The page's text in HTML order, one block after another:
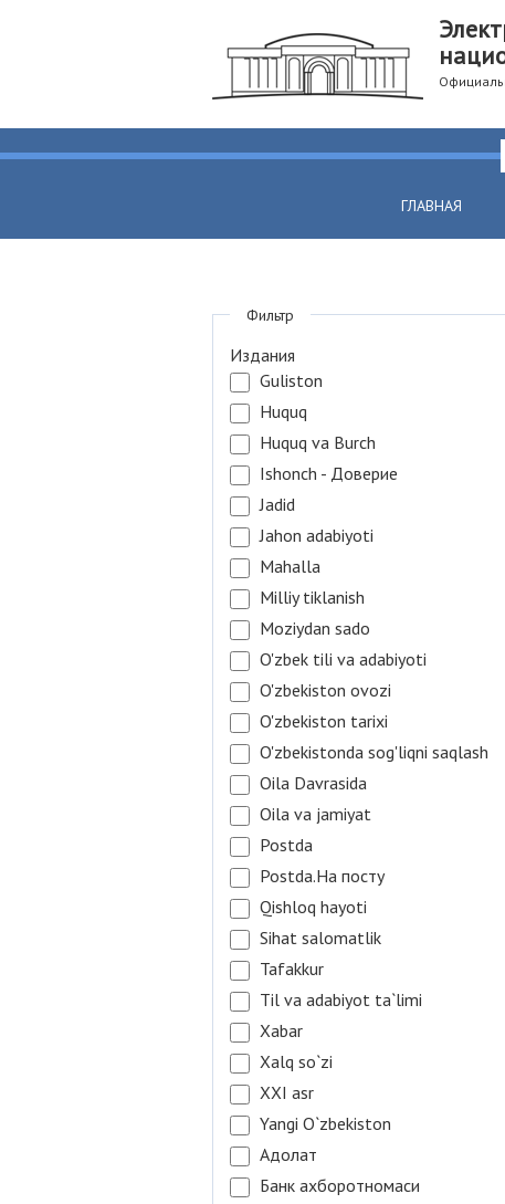
ГЛАВНАЯ
Фильтр
Издания
Guliston
Huquq
Huquq va Burch
Ishonch - Доверие
Jadid
Jahon adabiyoti
Mahalla
Milliy tiklanish
Moziydan sado
O'zbek tili va adabiyoti
O'zbekiston ovozi
O'zbekiston tarixi
O'zbekistonda sog'liqni saqlash
Oila Davrasida
Oila va jamiyat
Postda
Postda.На посту
Qishloq hayoti
Sihat salomatlik
Tafakkur
Til va adabiyot ta`limi
Xabar
Xalq so`zi
XXI asr
Yangi O`zbekiston
Адолат
Банк ахборотномаси